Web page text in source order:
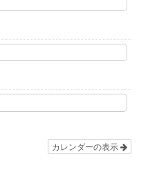
カレンダーの表示